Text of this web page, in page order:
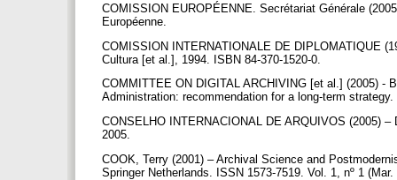
COMISSION EUROPÉENNE. Secrétariat Générale
Européenne.
COMISSION INTERNATIONALE DE DIPLOMATIQUE
Cultura [et al.], 1994. ISBN 84-370-1520-0.
COMMITTEE ON DIGITAL ARCHIVING [et al.] (2005) -
Administration: recommendation for a long-term
CONSELHO INTERNACIONAL DE ARQUIVOS (2005)
2005.
COOK, Terry (2001) – Archival Science and
Springer Netherlands. ISSN 1573-7519. Vol. 1, nº 1